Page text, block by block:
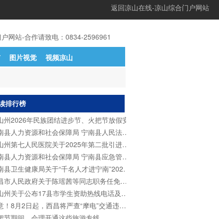
返回凉山在线-凉山综合门户网站
网站-合作请致电：0834-2596961
图片视觉 视频凉山
排行榜
州2026年民族团结进步节、火把节放假安排
宁南县人力资源和社会保障局 宁南县人民法院关于2026年公开招聘警务辅助人员的公告
第七人民医院关于2025年第二批引进人才公卫医师岗位加试笔试的公告
力资源和社会保障局 宁南县应急管理局关于公开招聘宁南县综合应急救援队队员的公告
卫生健康局关于“千名人才进宁南”2026年柔性引才拟聘用人员的公示
市人民政府关于陈瑶茜等同志职务任免的通知
关于公布17县市学生资助热线电话及生源地助学贷款办理地址的通知
8月2日起，西昌将严查“摩电”交通违法行为！